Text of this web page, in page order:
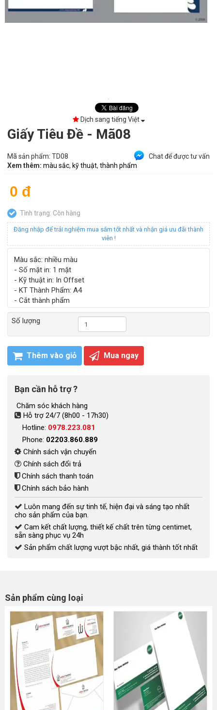
Dịch sang tiếng Việt
Giấy Tiêu Đề - Mã08
Mã sản phẩm: TD08
Chat để được tư vấn
Xem thêm: màu sắc, kỹ thuật, thành phẩm
0 đ
Tình trạng: Còn hàng
Đăng nhập để trải nghiệm mua sắm tốt nhất và nhận giá ưu đãi thành
viên !
Màu sắc: nhiều màu
- Số mặt in: 1 mặt
- Kỹ thuật in: In Offset
- KT Thành Phẩm: A4
- Cắt thành phẩm
Số lượng
Thêm vào giỏ Mua ngay
Bạn cần hỗ trợ ?
Chăm sóc khách hàng
Hỗ trợ 24/7 (8h00 - 17h30)
Hotline: 0978.223.081
Phone: 02203.860.889
Chính sách vận chuyển
Chính sách đổi trả
Chính sách thanh toán
Chính sách bảo hành
Luôn mang đến sự tinh tế, hiện đại và sáng tạo nhất
cho sản phẩm của bạn.
Cam kết chất lượng, thiết kế chất trên từng centimet,
sẵn sàng phục vụ 24h
Sản phẩm chất lượng vượt bậc nhất, giá thành tốt nhất
Sản phẩm cùng loại